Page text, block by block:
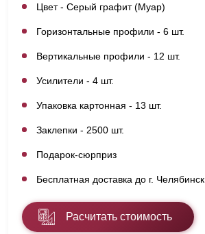
Цвет - Серый графит (Муар)
Горизонтальные профили - 6 шт.
Вертикальные профили - 12 шт.
Усилители - 4 шт.
Упаковка картонная - 13 шт.
Заклепки - 2500 шт.
Подарок-сюрприз
Бесплатная доставка до г. Челябинск
Расчитать стоимость